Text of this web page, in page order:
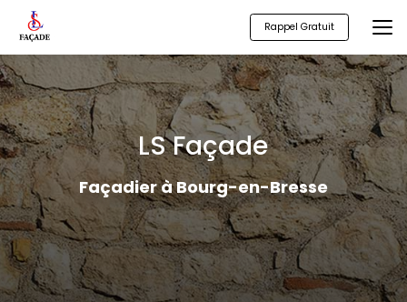
contenu
principal
Rappel Gratuit
LS Façade
Façadier à Bourg-en-Bresse